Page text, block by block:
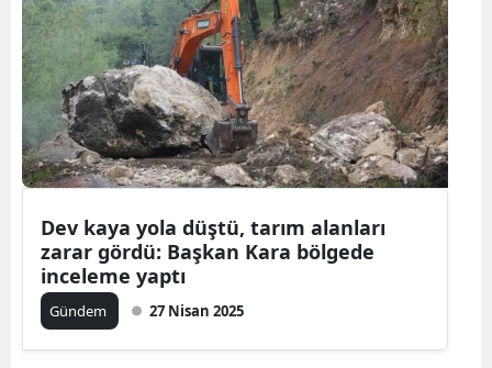
Dev kaya yola düştü, tarım alanları
zarar gördü: Başkan Kara bölgede
inceleme yaptı
Gündem 27 Nisan 2025